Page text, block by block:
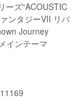
ーズ“ACOUSTIC
ンタジーVII リバ
Journey
インテーマ